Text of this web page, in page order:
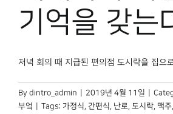
기억을 갖는
저녁 회의 때 지급된 편의점 도시락을 집으
By dintro_admin 2019년 4월 11일
부엌
Tags: 가정식 간편식 난로 도시락 맥주